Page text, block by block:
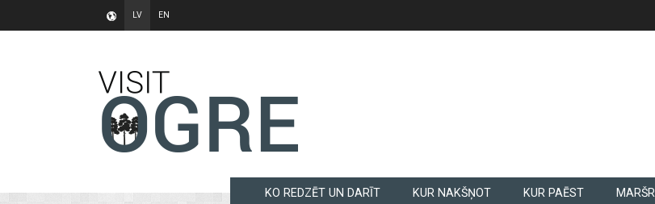
LV EN
KO REDZĒT UN DARĪT KUR NAKŠŅOT KUR PAĒST